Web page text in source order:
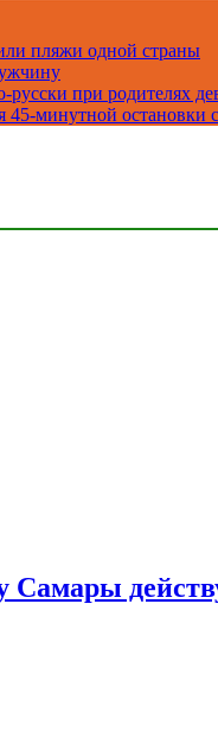
пляжи одной страны
при родителях
минутной остановки
Самары